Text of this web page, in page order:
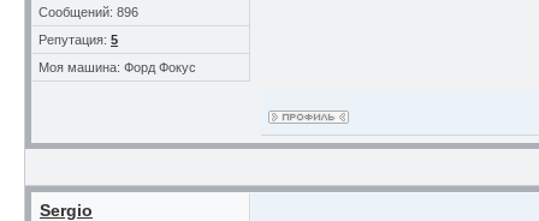
Сообщений: 896
Репутация: 5
Моя машина: Форд Фокус
Sergio